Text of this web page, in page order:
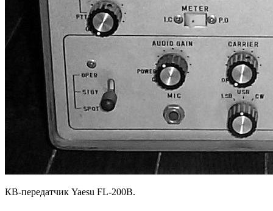
КВ-передатчик Yaesu FL-200B.